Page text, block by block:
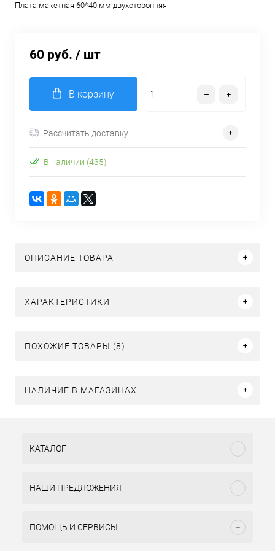
Плата макетная 60*40 мм двухсторонняя
60 руб. / шт
В корзину
Рассчитать доставку
В наличии (435)
ОПИСАНИЕ ТОВАРА
ХАРАКТЕРИСТИКИ
ПОХОЖИЕ ТОВАРЫ (8)
НАЛИЧИЕ В МАГАЗИНАХ
КАТАЛОГ
НАШИ ПРЕДЛОЖЕНИЯ
ПОМОЩЬ И СЕРВИСЫ